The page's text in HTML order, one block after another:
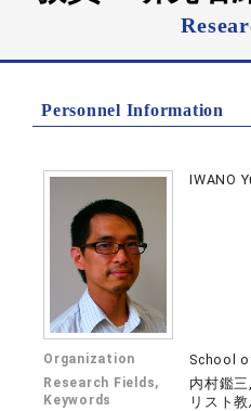
Personnel Information
IWANO
Organization School
Research Fields,
Keywords
内村鑑
リスト